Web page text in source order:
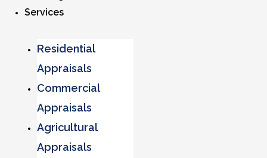
Services
Residential
Appraisals
Commercial
Appraisals
Agricultural
Appraisals